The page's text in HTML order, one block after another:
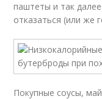
паштеты и так
отказаться (или же
Покупные соусы,